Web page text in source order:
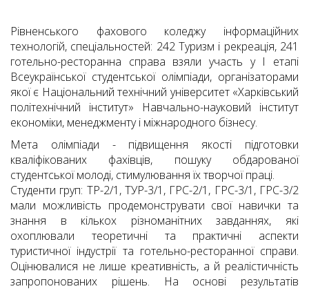
Рівненського фахового коледжу інформаційних
технологій, спеціальностей: 242 Туризм і рекреація, 241
готельно-ресторанна справа взяли участь у І етапі
Всеукраїнської студентської олімпіади, організаторами
якої є Національний технічний університет «Харківський
політехнічний інститут» Навчально-науковий інститут
економіки, менеджменту і міжнародного бізнесу.
Мета олімпіади - підвищення якості підготовки
кваліфікованих фахівців, пошуку обдарованої
студентської молоді, стимулювання їх творчої праці.
Студенти груп: ТР-2/1, ТУР-3/1, ГРС-2/1, ГРС-3/1, ГРС-3/2
мали можливість продемонструвати свої навички та
знання в кількох різноманітних завданнях, які
охоплювали теоретичні та практичні аспекти
туристичної індустрії та готельно-ресторанної справи.
Оцінювалися не лише креативність, а й реалістичність
запропонованих рішень. На основі результатів